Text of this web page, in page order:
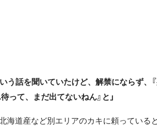
う話を聞いていたけど、解禁にならず、
って、まだ出てないねん』と」
道産など別エリアのカキに頼っている